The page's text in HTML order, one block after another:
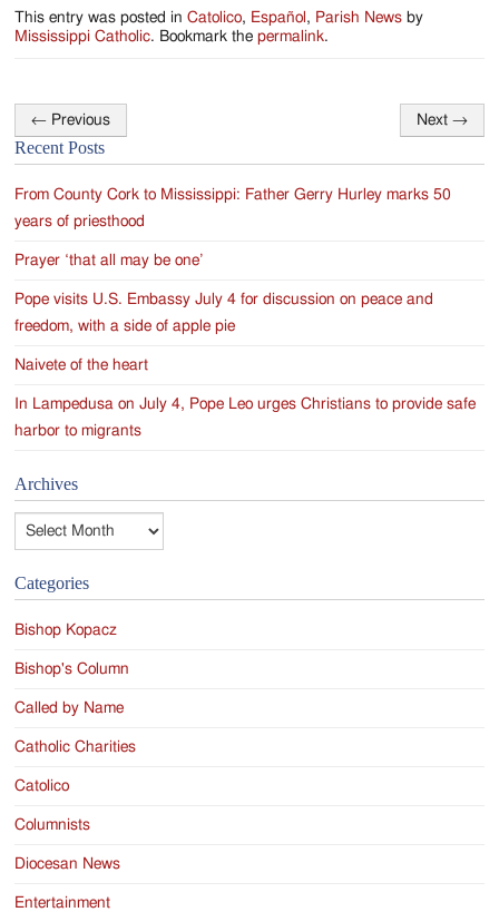
This entry was posted inCatolico, Español , Parish News by
Mississippi Catholic. Bookmark thepermalink.
Post
navigation
← Previous Next →
Recent Posts
From County Cork to Mississippi: Father Gerry Hurley marks 50
years of priesthood
Prayer ‘that all may be one’
Pope visits U.S. Embassy July 4 for discussion on peace and
freedom, with a side of apple pie
Naivete of the heart
In Lampedusa on July 4, Pope Leo urges Christians to provide safe
harbor to migrants
Archives
Archives
Categories
Bishop Kopacz
Bishop's Column
Called by Name
Catholic Charities
Catolico
Columnists
Diocesan News
Entertainment